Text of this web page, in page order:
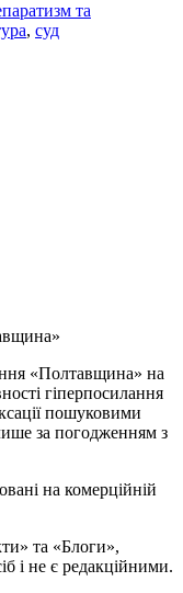
та
, суд
«Полтавщина» на
гіперпосилання
пошуковими
за погодженням з
на комерційній
та «Блоги»,
і не є редакційними.